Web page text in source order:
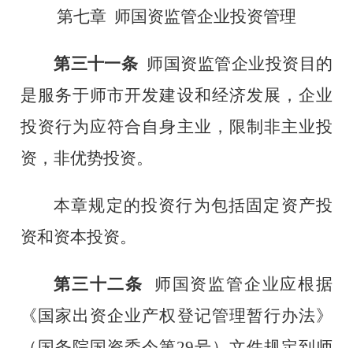
第七章 师国资监管企业投资管理
第三十一条 师国资监管企业投资目的
是服务于师市开发建设和经济发展，企业
投资行为应符合自身主业，限制非主业投
资，非优势投资。
本章规定的投资行为包括固定资产投
资和资本投资。
第三十二条 师国资监管企业应根据
《国家出资企业产权登记管理暂行办法》